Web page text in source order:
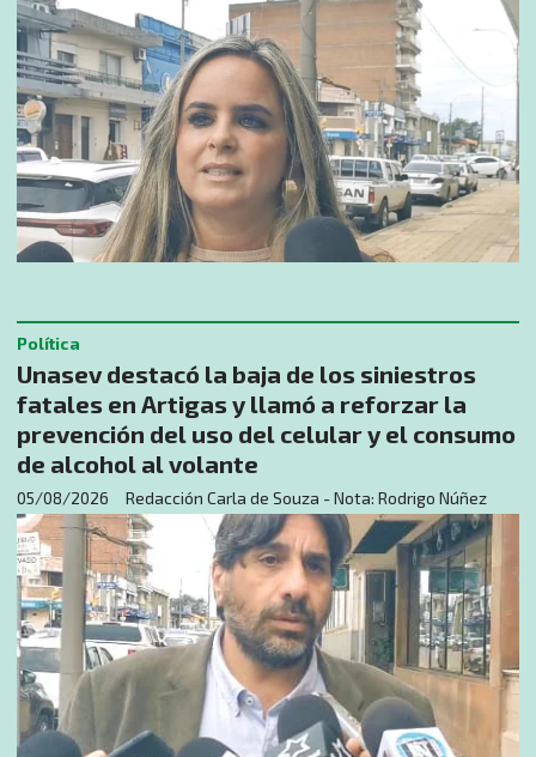
Unasev destacó la baja de los siniestros
fatales en Artigas y llamó a reforzar la
prevención del uso del celular y el consumo
de alcohol al volante
Redacción Carla de Souza - Nota: Rodrigo Núñez
Política
05/08/2026